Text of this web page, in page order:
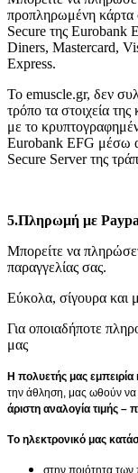
προπληρωμένη
Secure της Eurobank
Diners, Mastercard,
Express.
Το emuscle.gr, δεν
τρόπο τα στοιχεία
με το
Eurobank EFG μέσω
Secure Server της
5.Πληρωμή με
Μπορείτε να
παραγγελίας σας.
Εύκολα, σίγουρα και
Για οποιαδήποτε
μας
Η πολυετής μας εμπειρία
την άθληση, μας ωθούν να
άριστη αναλογία τιμής –
Τo ηλεκτρονικό μας
στην ποιότητα των